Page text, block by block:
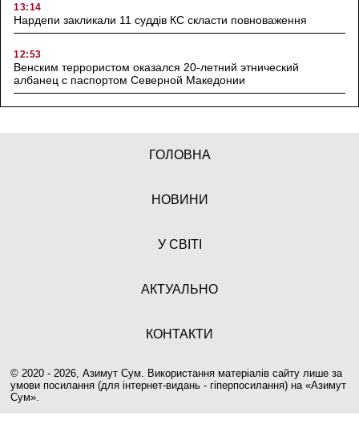
13:14
Нардепи закликали 11 суддів КС скласти повноваження
12:53
Венским террористом оказался 20-летний этнический
албанец с паспортом Северной Македонии
ГОЛОВНА
НОВИНИ
У СВІТІ
АКТУАЛЬНО
КОНТАКТИ
© 2020 - 2026, Азимут Сум. Використання матеріалів сайту лише за
умови посилання (для інтернет-видань - гіперпосилання) на «Азимут
Сум».